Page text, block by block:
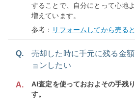
することで、自分にとって心地
増えています。
参考： リフォームしてから売る
Q.
売却した時に手元に残る金
ョンしたい
A.
AI査定を使っておおよその手残
す。